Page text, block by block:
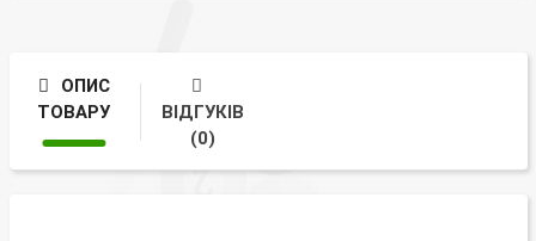
ОПИС
ТОВАРУ
ВІДГУКІВ
(0)